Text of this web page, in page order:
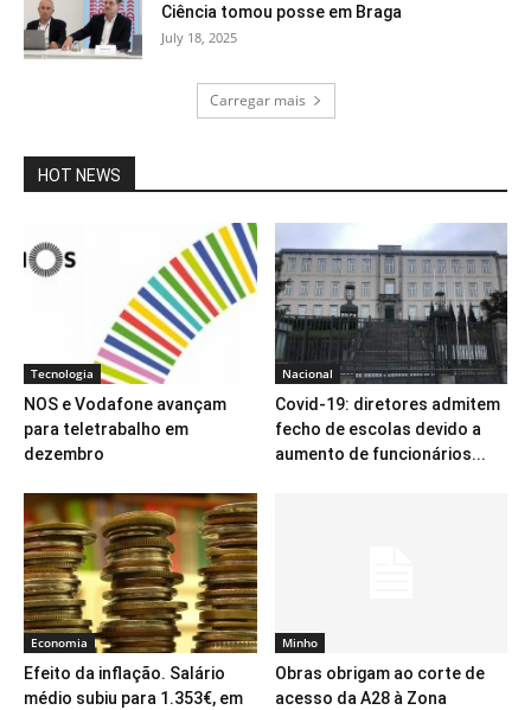
Ciência tomou posse em Braga
July 18, 2025
Carregar mais
HOT NEWS
Tecnologia
NOS e Vodafone avançam
para teletrabalho em
dezembro
Nacional
Covid-19: diretores admitem
fecho de escolas devido a
aumento de funcionários...
Economia
Efeito da inflação. Salário
médio subiu para 1.353€, em
Minho
Obras obrigam ao corte de
acesso da A28 à Zona